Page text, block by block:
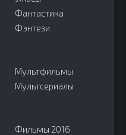
Фантастика
Фэнтези
Мультфильмы
Мультсериалы
Фильмы 2016